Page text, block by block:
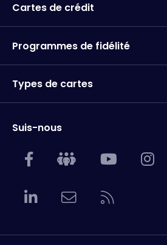
Cartes de crédit
Programmes de fidélité
Types de cartes
Suis-nous